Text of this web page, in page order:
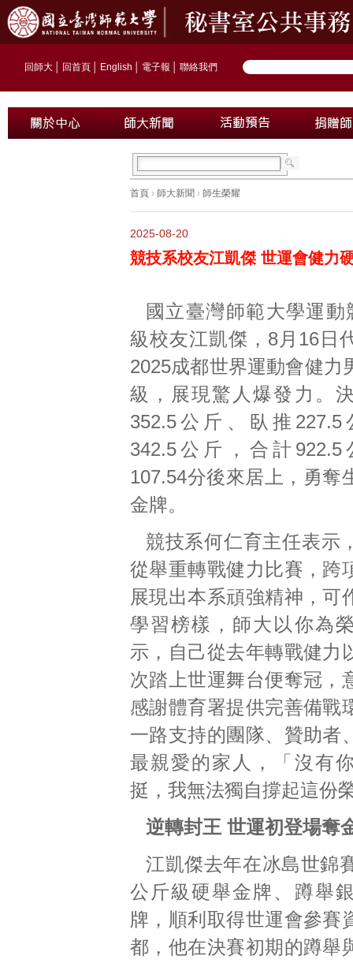
回師大 回首頁 English 電子報 聯絡我們
首頁 › 師大新聞 › 師生榮耀
2025-08-20
競技系校友江凱傑 世運會健力
國立臺灣師範大學運動
級校友江凱傑，8月16日
2025成都世界運動會健力
級，展現驚人爆發力。
352.5公斤、臥推
342.5公斤，合計
107.54分後來居上，勇奪
金牌。
競技系何仁育主任表示
從舉重轉戰健力比賽，跨
展現出本系頑強精神，可
學習榜樣，師大以你為
示，自己從去年轉戰健力
次踏上世運舞台便奪冠，
感謝體育署提供完善備戰
一路支持的團隊、贊助者
最親愛的家人，「沒有
挺，我無法獨自撐起這份
逆轉封王 世運初登場奪
江凱傑去年在冰島世錦
公斤級硬舉金牌、蹲舉
牌，順利取得世運會參賽
都，他在決賽初期的蹲舉